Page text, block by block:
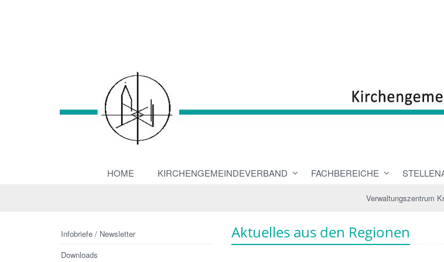
HOME KIRCHENGEMEINDEVERBAND FACHBEREICHE
Verwaltungszentrum
Aktuelles aus den Regionen
Infobriefe / Newsletter
Downloads